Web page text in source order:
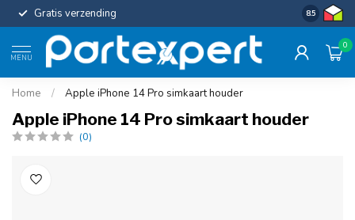
Gratis verzending Uniforme
8.5
MENU
0
Home / Apple iPhone 14 Pro simkaart houder
Apple iPhone 14 Pro simkaart houder
(0)